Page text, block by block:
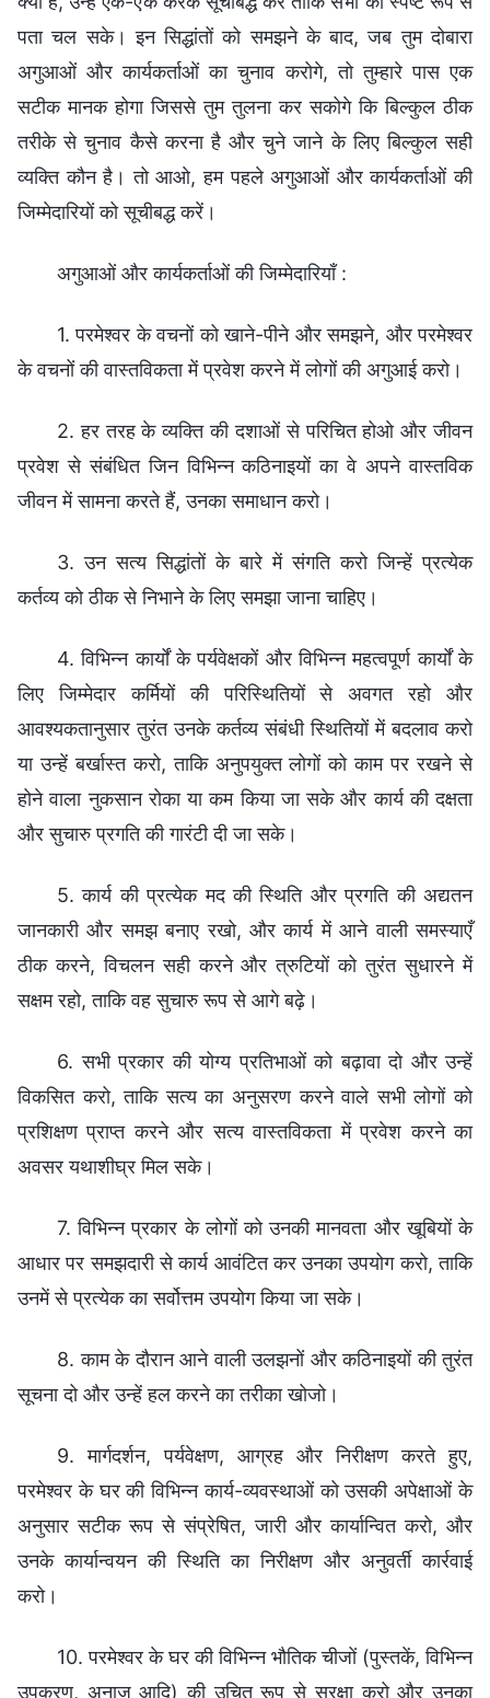
पता चल सके। इन सिद्धांतों को समझने के बाद, जब तुम दोबारा
अगुआओं और कार्यकर्ताओं का चुनाव करोगे, तो तुम्हारे पास एक
सटीक मानक होगा जिससे तुम तुलना कर सकोगे कि बिल्कुल ठीक
तरीके से चुनाव कैसे करना है और चुने जाने के लिए बिल्कुल सही
व्यक्ति कौन है। तो आओ, हम पहले अगुआओं और कार्यकर्ताओं की
जिम्मेदारियों को सूचीबद्ध करें।
अगुआओं और कार्यकर्ताओं की जिम्मेदारियाँ :
1. परमेश्वर के वचनों को खाने-पीने और समझने, और परमेश्वर
के वचनों की वास्तविकता में प्रवेश करने में लोगों की अगुआई करो।
2. हर तरह के व्यक्ति की दशाओं से परिचित होओ और जीवन
प्रवेश से संबंधित जिन विभिन्न कठिनाइयों का वे अपने वास्तविक
जीवन में सामना करते हैं, उनका समाधान करो।
3. उन सत्य सिद्धांतों के बारे में संगति करो जिन्हें प्रत्येक
कर्तव्य को ठीक से निभाने के लिए समझा जाना चाहिए।
4. विभिन्न कार्यों के पर्यवेक्षकों और विभिन्न महत्वपूर्ण कार्यों के
लिए जिम्मेदार कर्मियों की परिस्थितियों से अवगत रहो और
आवश्यकतानुसार तुरंत उनके कर्तव्य संबंधी स्थितियों में बदलाव करो
या उन्हें बर्खास्त करो, ताकि अनुपयुक्त लोगों को काम पर रखने से
होने वाला नुकसान रोका या कम किया जा सके और कार्य की दक्षता
और सुचारु प्रगति की गारंटी दी जा सके।
5. कार्य की प्रत्येक मद की स्थिति और प्रगति की अद्यतन
जानकारी और समझ बनाए रखो, और कार्य में आने वाली समस्याएँ
ठीक करने, विचलन सही करने और त्रुटियों को तुरंत सुधारने में
सक्षम रहो, ताकि वह सुचारु रूप से आगे बढ़े।
6. सभी प्रकार की योग्य प्रतिभाओं को बढ़ावा दो और उन्हें
विकसित करो, ताकि सत्य का अनुसरण करने वाले सभी लोगों को
प्रशिक्षण प्राप्त करने और सत्य वास्तविकता में प्रवेश करने का
अवसर यथाशीघ्र मिल सके।
7. विभिन्न प्रकार के लोगों को उनकी मानवता और खूबियों के
आधार पर समझदारी से कार्य आवंटित कर उनका उपयोग करो, ताकि
उनमें से प्रत्येक का सर्वोत्तम उपयोग किया जा सके।
8. काम के दौरान आने वाली उलझनों और कठिनाइयों की तुरंत
सूचना दो और उन्हें हल करने का तरीका खोजो।
9. मार्गदर्शन, पर्यवेक्षण, आग्रह और निरीक्षण करते हुए,
परमेश्वर के घर की विभिन्न कार्य-व्यवस्थाओं को उसकी अपेक्षाओं के
अनुसार सटीक रूप से संप्रेषित, जारी और कार्यान्वित करो, और
उनके कार्यान्वयन की स्थिति का निरीक्षण और अनुवर्ती कार्रवाई
करो।
10. परमेश्वर के घर की विभिन्न भौतिक चीजों (पुस्तकें, विभिन्न
उपकरण, अनाज आदि) की उचित रूप से सुरक्षा करो और उनका